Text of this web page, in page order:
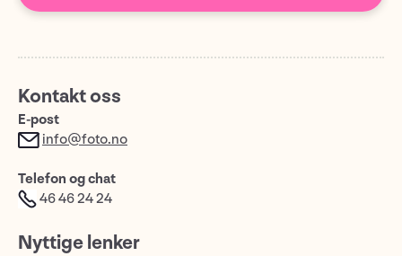
Kontakt oss
E-post
info@foto.no
Telefon og chat
46 46 24 24
Nyttige lenker